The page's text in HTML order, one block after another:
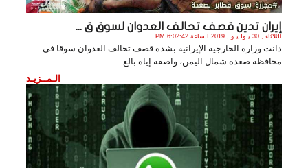
إيران تدين قصف تحالف العدوان لسوق ق ...
الثلاثاء , 30 يـولـيـو , 2019 الساعة 6:02:42 PM
دانت وزارة الخارجية الإيرانية بشدة قصف تحالف العدوان سوقا في
محافظة صعدة شمال اليمن، واصفة إياه بالع. .
الـمــزيـد